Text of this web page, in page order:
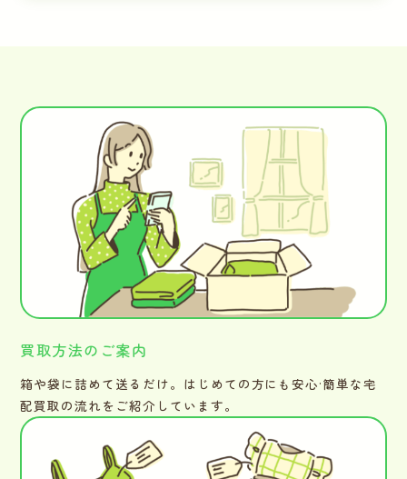
買取方法のご案内
箱や袋に詰めて送るだけ。はじめての方にも安心·簡単な宅
配買取の流れをご紹介しています。